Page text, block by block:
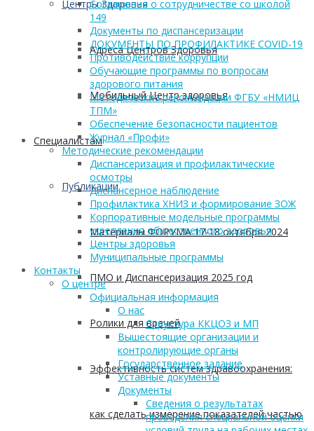
Центры Здоровья
Адреса Центров Здоровья
Мобильный Центр здоровья
Cпециалистам
Публикации
Материалы ФОРУМА 17-18 октября 2024
ПМО и Диспансеризация 2025 год
Ролики для врачей
Эффективность систем здравоохранения:
как сделать измерение показателей частью
Соглашение о сотрудничестве со школой
149
Документы по диспансеризации
ДОКУМЕНТЫ ПО ПРОФИЛАКТИКЕ COVID-19
Противодействие коррупции
Обучающие программы по вопросам
здорового питания
Методические рекомендации ФГБУ «НМИЦ
ТПМ»
Обеспечение безопасности пациентов
Журнал «Профи»
Методические рекомендации
Диспансеризация и профилактические
осмотры
Диспансерное наблюдение
Профилактика ХНИЗ и формирование ЗОЖ
Корпоративные модельные программы
укрепления общественного здоровья
Центры здоровья
Муниципальные программы
Контакты
О центре
Официальная информация
О нас
Структура ККЦОЗ и МП
Вышестоящие организации и
контролирующие органы
Государственное задание
Уставные документы
Документы
Сведения о результатах
проведения специальной оценки